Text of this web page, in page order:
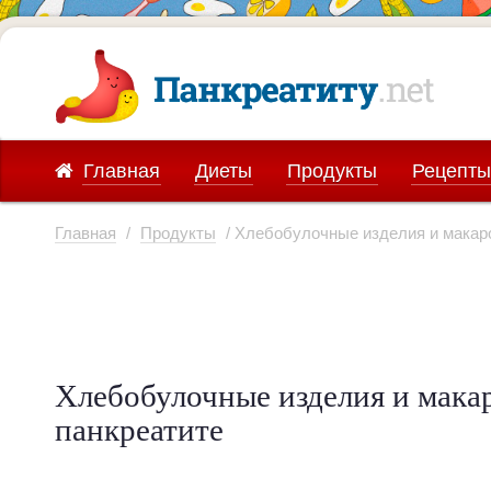
Главная Диеты Продукты Рецепты
Главная / Продукты / Хлебобулочные изделия и
Хлебобулочные изделия и
панкреатите